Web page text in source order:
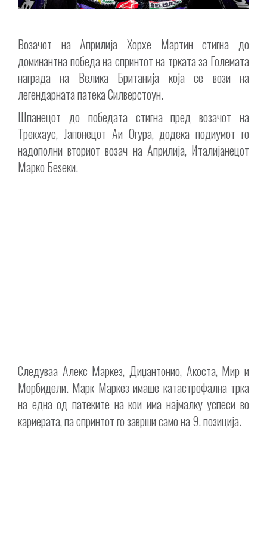
Возачот на Априлија Хорхе Мартин стигна до
доминантна победа на спринтот на трката за Големата
награда на Велика Британија која се вози на
легендарната патека Силверстоун.
Шпанецот до победата стигна пред возачот на
Трекхаус, Јапонецот Аи Огура, додека подиумот го
надополни вториот возач на Априлија, Италијанецот
Марко Беѕеки.
Следуваа Алекс Маркез, Диџантонио, Акоста, Мир и
Морбидели. Марк Маркез имаше катастрофална трка
на една од патеките на кои има најмалку успеси во
кариерата, па спринтот го заврши само на 9. позиција.